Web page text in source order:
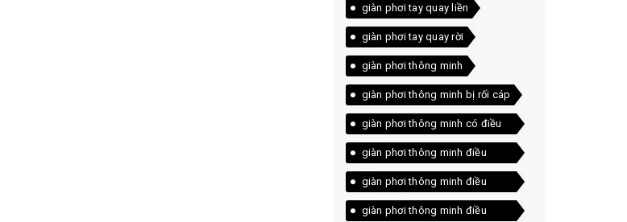
giàn phơi tay quay liền
giàn phơi tay quay rời
giàn phơi thông minh
giàn phơi thông minh bị rối cáp
giàn phơi thông minh có điều
khiển
giàn phơi thông minh điều
khiển
giàn phơi thông minh điều
khiển không dây
giàn phơi thông minh điều